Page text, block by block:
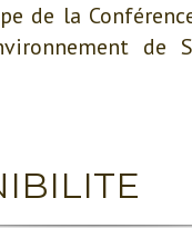
de la
de